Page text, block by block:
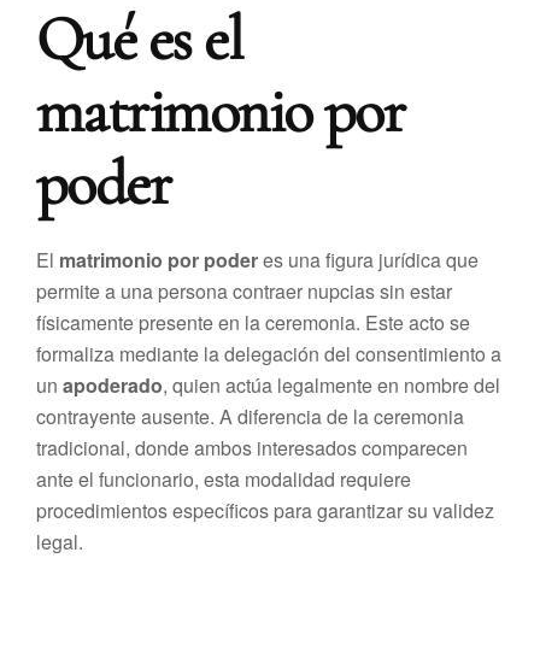
Qué es el
matrimonio por
poder
El matrimonio por poderes una figura jurídica que
permite a una persona contraer nupcias sin estar
físicamente presente en la ceremonia. Este acto se
formaliza mediante la delegación del consentimiento a
un apoderado, quien actúa legalmente en nombre del
contrayente ausente. A diferencia de la ceremonia
tradicional, donde ambos interesados comparecen
ante el funcionario, esta modalidad requiere
procedimientos específicos para garantizar su validez
legal.